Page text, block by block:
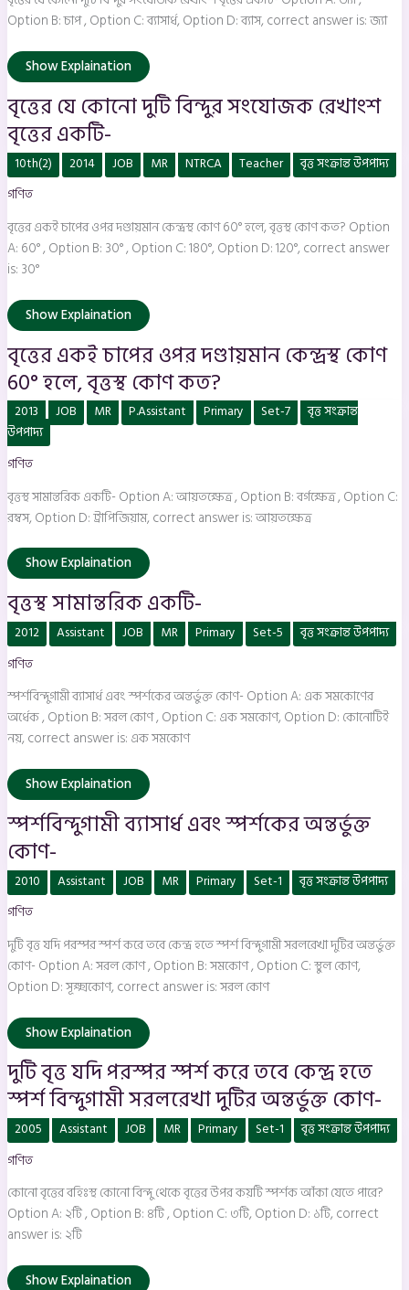
Option B: চাপ , Option C: ব্যাসার্ধ, Option D: ব্যাস, correct answer is: জ্যা
একটি-
Show Explaination
বৃত্তের যে কোনো দুটি বিন্দুর সংযোজক রেখাংশ
বৃত্তের একটি-
10th(2) 2014 JOB MR NTRCA Teacher
বৃত্ত সংক্রান্ত উপপাদ্য
গণিত
বৃত্তের একই চাপের ওপর দণ্ডায়মান কেন্দ্রস্থ কোণ 60° হলে, বৃত্তস্থ কোণ কত? Option
A: 60° , Option B: 30° , Option C: 180°, Option D: 120°, correct answer
is: 30°
বৃত্তের
একই
চাপের
ওপর
কেন্দ্রস্থ
কোণ
60°
হলে,
বৃত্তস্থ
কত?
Show Explaination
বৃত্তের একই চাপের ওপর দণ্ডায়মান কেন্দ্রস্থ কোণ
60° হলে, বৃত্তস্থ কোণ কত?
2013 JOB MR P.Assistant Primary Set-7
বৃত্ত সংক্রান্ত
উপপাদ্য
গণিত
বৃত্তস্থ সামান্তরিক একটি- Option A: আয়তক্ষেত্র , Option B: বর্গক্ষেত্র , Option C:
রম্বস, Option D: ট্রাপিজিয়াম, correct answer is: আয়তক্ষেত্র
বৃত্তস্থ
সামান্তরিক
একটি-
Show Explaination
বৃত্তস্থ সামান্তরিক একটি-
2012 Assistant JOB MR Primary Set-5
বৃত্ত সংক্রান্ত উপপাদ্য
গণিত
স্পর্শবিন্দুগামী ব্যাসার্ধ এবং স্পর্শকের অন্তর্ভুক্ত কোণ- Option A: এক সমকোণের
অর্ধেক , Option B: সরল কোণ , Option C: এক সমকোণ, Option D: কোনোটিই
নয়, correct answer is: এক সমকোণ
স্পর্শবিন্দুগামী
ব্যাসার্ধ
এবং
স্পর্শকের
কোণ-
Show Explaination
স্পর্শবিন্দুগামী ব্যাসার্ধ এবং স্পর্শকের অন্তর্ভুক্ত
কোণ-
2010 Assistant JOB MR Primary Set-1
বৃত্ত সংক্রান্ত উপপাদ্য
গণিত
দুটি বৃত্ত যদি পরস্পর স্পর্শ করে তবে কেন্দ্র হতে স্পর্শ বিন্দুগামী সরলরেখা দুটির অন্তর্ভুক্ত
কোণ- Option A: সরল কোণ , Option B: সমকোণ , Option C: স্থুল কোণ,
Option D: সূক্ষ্মকোণ, correct answer is: সরল কোণ
দুটি
বৃত্ত
যদি
পরস্পর
করে
তবে
কেন্দ্র
হতে
স্পর্শ
সরলরেখা
দুটির
অন্তর্ভুক্ত
কোণ-
Show Explaination
দুটি বৃত্ত যদি পরস্পর স্পর্শ করে তবে কেন্দ্র হতে
স্পর্শ বিন্দুগামী সরলরেখা দুটির অন্তর্ভুক্ত কোণ-
2005 Assistant JOB MR Primary Set-1
বৃত্ত সংক্রান্ত উপপাদ্য
গণিত
কোনো বৃত্তের বহিঃস্থ কোনো বিন্দু থেকে বৃত্তের উপর কয়টি স্পর্শক আঁকা যেতে পারে?
Option A: ২টি , Option B: ৪টি , Option C: ৩টি, Option D: ১টি, correct
answer is: ২টি
কোনো
বৃত্তের
বহিঃস্থ
কোনো
থেকে
বৃত্তের
উপর
কয়টি
স্পর্শক
যেতে
পারে?
Show Explaination